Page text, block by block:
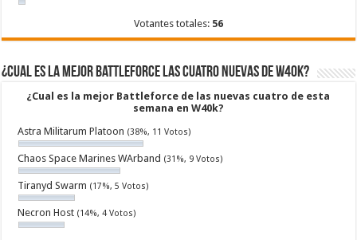
Votantes totales: 56
¿Cual es la mejor Battleforce las cuatro nuevas de W40k?
¿Cual es la mejor Battleforce de las nuevas cuatro de esta
semana en W40k?
Astra Militarum Platoon (38%, 11 Votos)
Chaos Space Marines WArband (31%, 9 Votos)
Tiranyd Swarm (17%, 5 Votos)
Necron Host (14%, 4 Votos)